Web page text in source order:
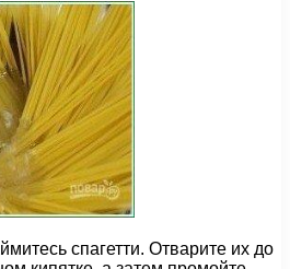
спагетти. Отварите их до